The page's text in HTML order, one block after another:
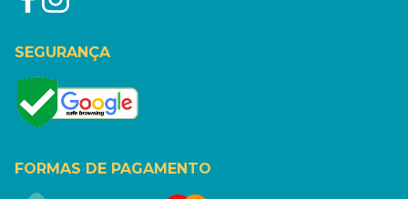
SEGURANÇA
FORMAS DE PAGAMENTO